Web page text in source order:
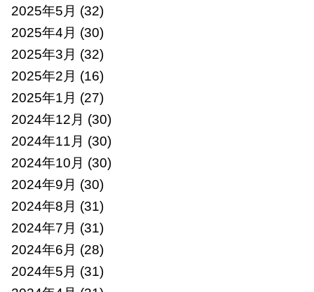
2025年5月 (32)
2025年4月 (30)
2025年3月 (32)
2025年2月 (16)
2025年1月 (27)
2024年12月 (30)
2024年11月 (30)
2024年10月 (30)
2024年9月 (30)
2024年8月 (31)
2024年7月 (31)
2024年6月 (28)
2024年5月 (31)